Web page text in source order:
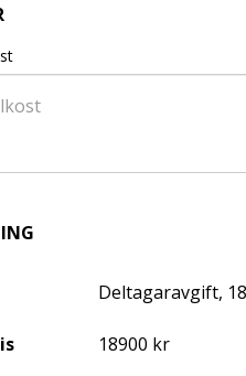
Deltagaravgift,
18900 kr